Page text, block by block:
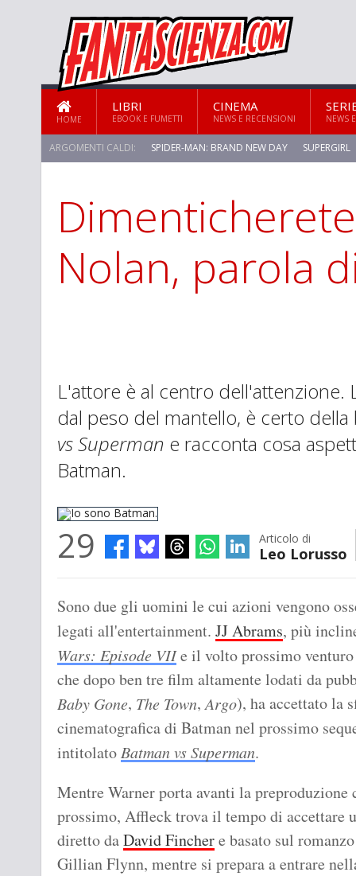
HOME
LIBRI
EBOOK E FUMETTI
CINEMA
NEWS E RECENSIONI NEWS
ARGOMENTI CALDI: SPIDER-MAN: BRAND NEW DAY SUPERGIRL
STAR TREK: STRANGE NEW WORLDS
Nolan, parola
L'attore è al centro dell'attenzione.
dal peso del mantello, è certo
vs Superman e racconta cosa
Batman.
29 Articolo di
Leo Lorusso
Sono due gli uomini le cui azioni vengono
legati all'entertainment. JJ Abrams, più
Wars: Episode VIIe il volto prossimo
che dopo ben tre film altamente lodati da
Baby Gone, The Town, Argo), ha accettato la
cinematografica di Batman nel prossimo
intitolatoBatman vs Superman.
Mentre Warner porta avanti la
prossimo, Affleck trova il tempo di accettare
diretto daDavid Finchere basato sul
Gillian Flynn, mentre si prepara a entrare